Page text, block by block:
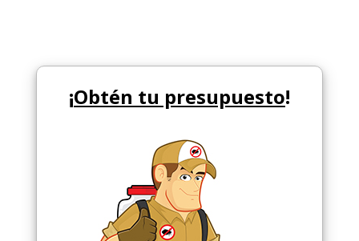
¡Obtén tu presupuesto!